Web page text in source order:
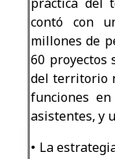
contó con
millones de
60 proyectos
del territorio
funciones
asistentes, y
• La